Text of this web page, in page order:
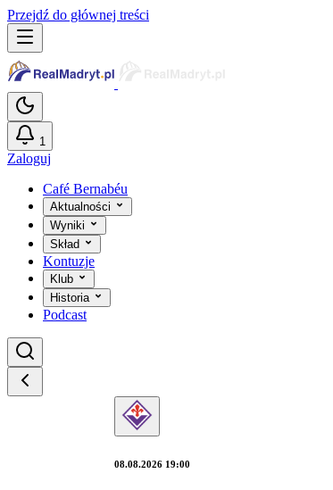
Przejdź do głównej treści
1
Zaloguj
Café Bernabéu
Aktualności
Wyniki
Skład
Kontuzje
Klub
Historia
Podcast
08.08.2026 19:00